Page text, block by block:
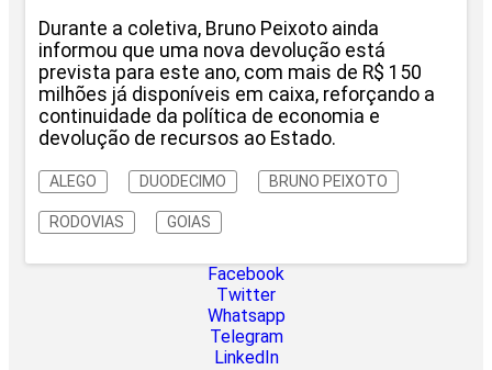
Durante a coletiva, Bruno Peixoto ainda
informou que uma nova devolução está
prevista para este ano, com mais de R$ 150
milhões já disponíveis em caixa, reforçando a
continuidade da política de economia e
devolução de recursos ao Estado.
ALEGO DUODECIMO BRUNO PEIXOTO
RODOVIAS GOIAS
Facebook
Twitter
Whatsapp
Telegram
LinkedIn